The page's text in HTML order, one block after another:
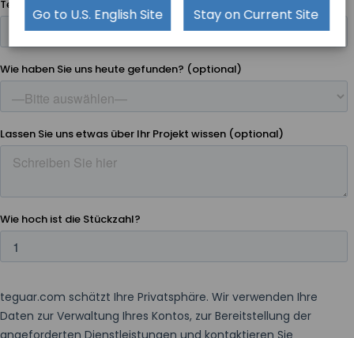
Go to U.S. English Site Stay on Current Site